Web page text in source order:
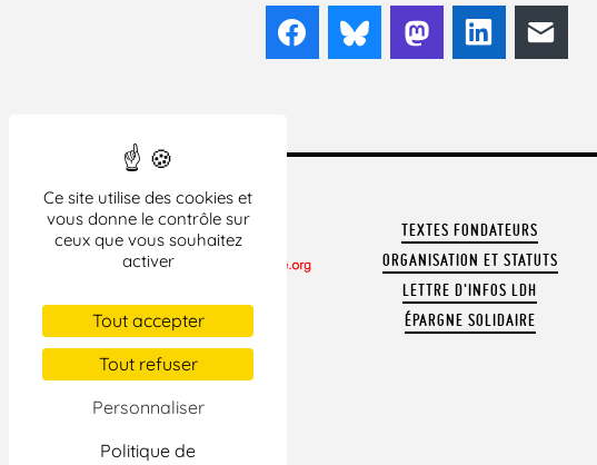
Ce site utilise des cookies et
vous donne le contrôle sur
ceux que vous souhaitez
activer
Tout accepter
Tout refuser
Personnaliser
Politique de
FacebookBlueskyMastodonLinkedIn
CONTACTER LA LDH
REVUE DE PRESSE
ARCHIVES
TEXTES FONDATEURS
ORGANISATION ET STATUTS
LETTRE D'INFOS LDH
ÉPARGNE SOLIDAIRE